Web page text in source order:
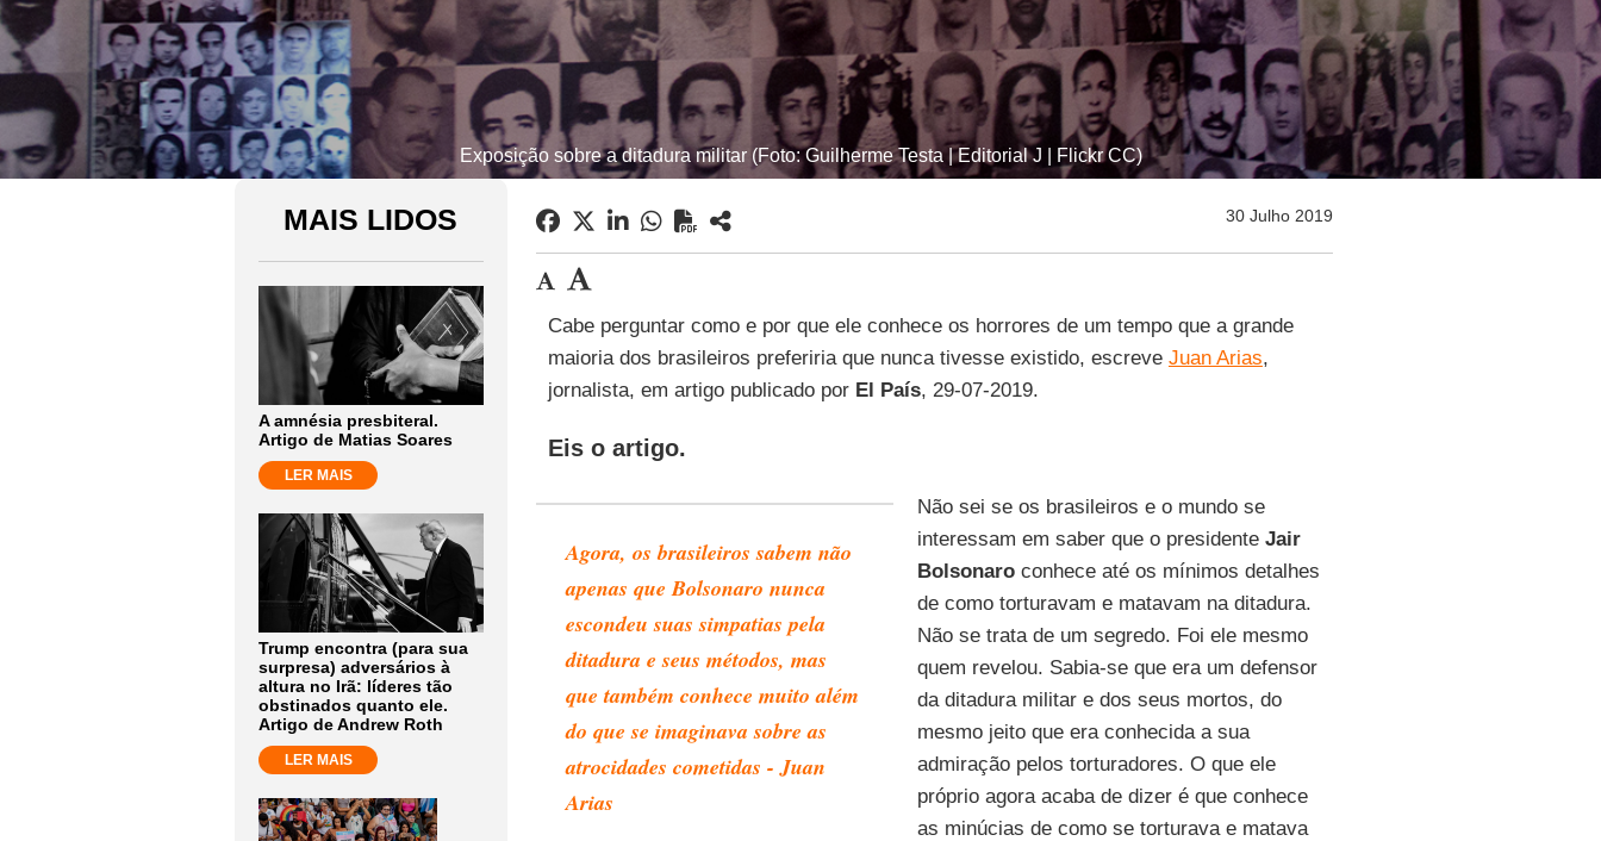
Exposição sobre a ditadura militar (Foto: Guilherme Testa | Editorial J | Flickr CC)
MAIS LIDOS
A amnésia presbiteral.
Artigo de Matias Soares
LER MAIS
Trump encontra (para sua
surpresa) adversários à
altura no Irã: líderes tão
obstinados quanto ele.
Artigo de Andrew Roth
LER MAIS
30 Julho 2019
Cabe perguntar como e por que ele conhece os horrores de um tempo que a grande
maioria dos brasileiros preferiria que nunca tivesse existido, escreve Juan Arias,
jornalista, em artigo publicado por El País, 29-07-2019.
Eis o artigo.
Agora, os brasileiros sabem não
apenas que Bolsonaro nunca
escondeu suas simpatias pela
ditadura e seus métodos, mas
que também conhece muito além
do que se imaginava sobre as
atrocidades cometidas - Juan
Arias
Não sei se os brasileiros e o mundo se
interessam em saber que o presidente Jair
Bolsonaroconhece até os mínimos detalhes
de como torturavam e matavam na ditadura.
Não se trata de um segredo. Foi ele mesmo
quem revelou. Sabia-se que era um defensor
da ditadura militar e dos seus mortos, do
mesmo jeito que era conhecida a sua
admiração pelos torturadores. O que ele
próprio agora acaba de dizer é que conhece
as minúcias de como se torturava e matava